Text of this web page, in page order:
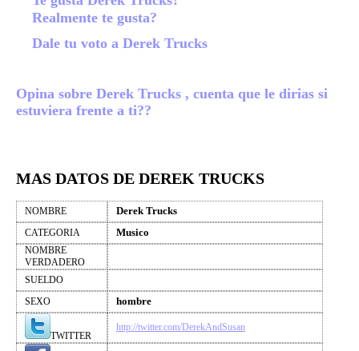
Realmente te gusta?
Dale tu voto a Derek Trucks
Opina sobre Derek Trucks , cuenta que le dirias si
estuviera frente a ti??
MAS DATOS DE DEREK TRUCKS
NOMBRE Derek Trucks
CATEGORIA Musico
NOMBRE
VERDADERO
SUELDO
SEXO
hombre
TWITTER
http://twitter.com/DerekAndSusan